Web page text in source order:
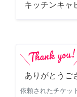
キッチンキャ
ありがとうご
依頼されたチケッ